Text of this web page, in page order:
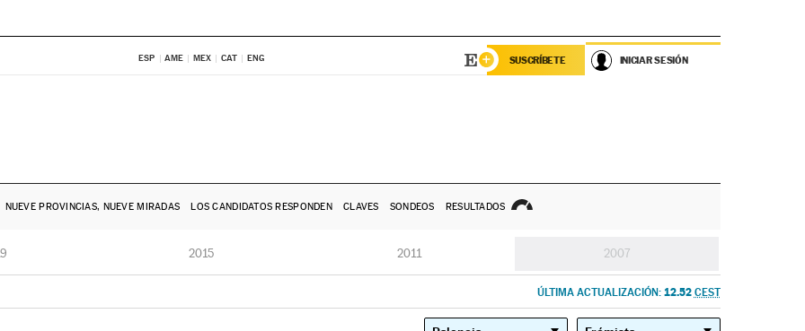
ESP AME MEX CAT ENG SUSCRÍBETE INICIAR SESIÓN
NUEVE PROVINCIAS, NUEVE MIRADAS LOS CANDIDATOS RESPONDEN CLAVES SONDEOS RESULTADOS
2015 2011 2007
ÚLTIMA ACTUALIZACIÓN: 12.52 CEST